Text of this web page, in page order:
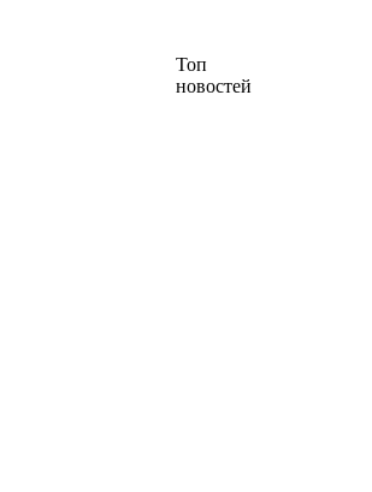
Топ
новостей